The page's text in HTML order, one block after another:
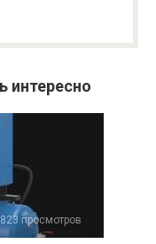
просмотров